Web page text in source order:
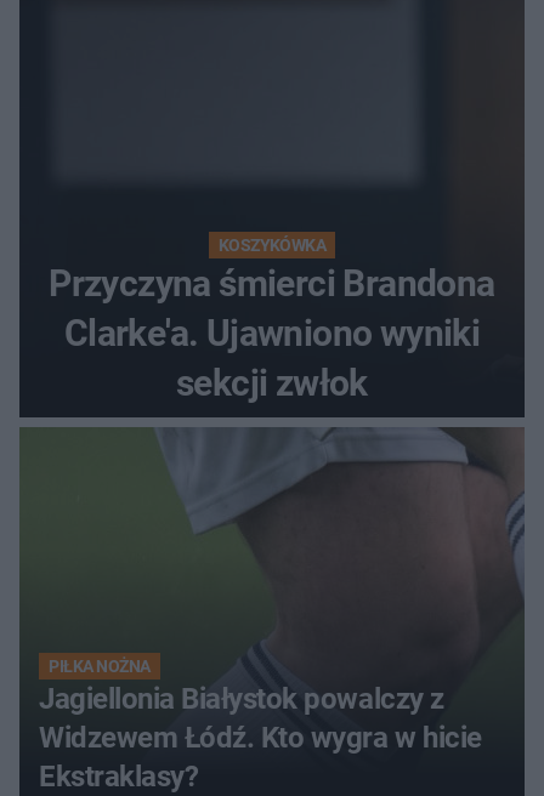
KOSZYKÓWKA
Przyczyna śmierci Brandona
Clarke'a. Ujawniono wyniki
sekcji zwłok
PIŁKA NOŻNA
Jagiellonia Białystok powalczy z
Widzewem Łódź. Kto wygra w hicie
Ekstraklasy?